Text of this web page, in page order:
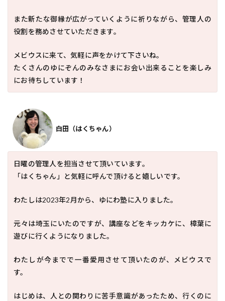
また新たな御縁が広がっていくように祈りながら、管理人の
役割を務めさせていただきます。
メビウスに来て、気軽に声をかけて下さいね。
たくさんのゆにぞんのみなさまにお会い出来ることを楽しみ
にお待ちしています！
白田（はくちゃん）
日曜の管理人を担当させて頂いています。
「はくちゃん」と気軽に呼んで頂けると嬉しいです。
わたしは2023年2月から、ゆにわ塾に入りました。
元々は埼玉にいたのですが、講座などをキッカケに、樟葉に
遊びに行くようになりました。
わたしが今までで一番愛用させて頂いたのが、メビウスで
す。
はじめは、人との関わりに苦手意識があったため、行くのに